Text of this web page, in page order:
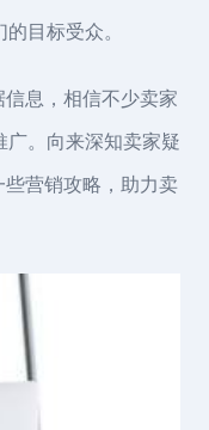
目标受众。
信息，相信不少卖家
广。向来深知卖家疑
些营销攻略，助力卖